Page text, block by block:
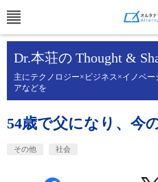
Dr.本荘の Thought &
主にテクノロジー×ビジネス×イノベ
アなどを
54歳で父になり、今
その他 社会